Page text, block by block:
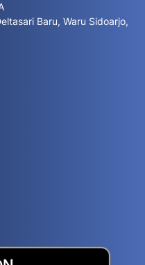
Baru, Waru Sidoarjo,